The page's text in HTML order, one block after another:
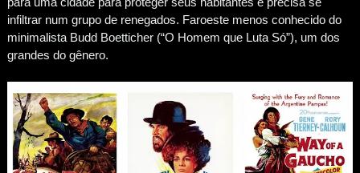
infiltrar num grupo de renegados. Faroeste menos conhecido do
minimalista Budd Boetticher (“O Homem que Luta Só”), um dos
grandes do gênero.